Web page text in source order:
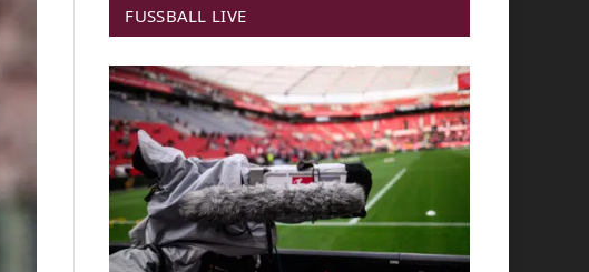
FUSSBALL LIVE